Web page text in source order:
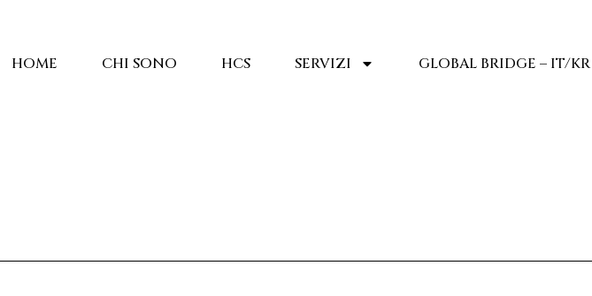
HOME CHI SONO HCS SERVIZI GLOBAL BRIDGE – IT/KR